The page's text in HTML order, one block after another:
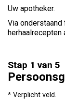
Uw apotheker.
Via
herhaalrecepten
Stap 1 van 5
* Verplicht veld.